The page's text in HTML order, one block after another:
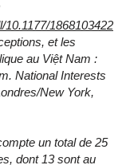
1868103422
et les
au Việt Nam :
National Interests
New York,
un total de 25
dont 13 sont au